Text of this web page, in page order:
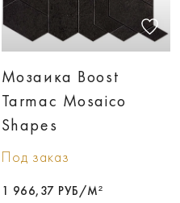
Мозаика Boost
Tarmac Mosaico
Shapes
Под заказ
1 966,37 РУБ/М²